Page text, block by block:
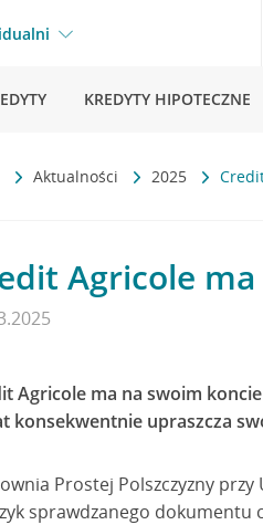
KREDYTY HIPOTECZNE
Aktualności 2025
Agricole
Agricole ma na swoim
konsekwentnie upraszcza
Prostej Polszczyzny
sprawdzanego dokumentu